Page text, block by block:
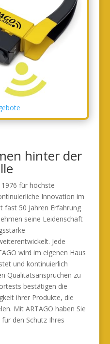
hinter der
1976 für höchste
Innovation im
fast 50 Jahren Erfahrung
seine Leidenschaft
Jede
wird im eigenen Haus
und kontinuierlich
Qualitätsansprüchen zu
bestätigen die
ihrer Produkte, die
Mit ARTAGO haben Sie
den Schutz Ihres